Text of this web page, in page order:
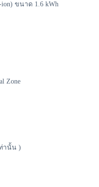
ขนาด 1.6 kWh
Zone
านั้น )